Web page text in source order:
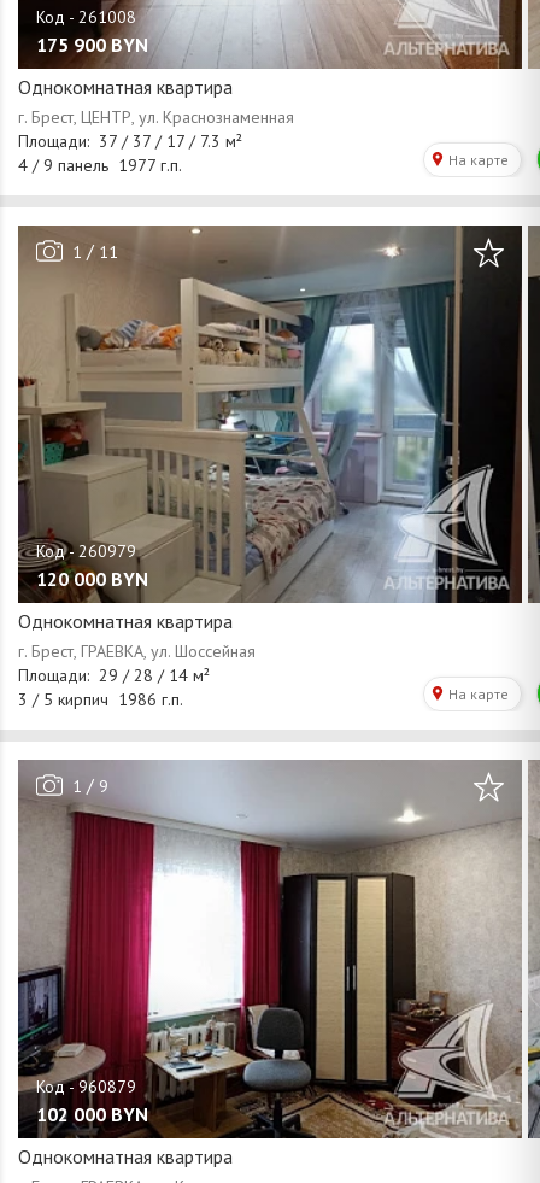
175 900 BYN
Однокомнатная квартира
1 / 11
120 000 BYN
Однокомнатная квартира
1 / 9
102 000 BYN
Однокомнатная квартира